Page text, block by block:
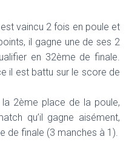
vaincu 2 fois en poule et
il gagne une de ses 2
en 32ème de finale.
il est battu sur le score de
la 2ème place de la poule,
qu’il gagne aisément,
de finale (3 manches à 1).